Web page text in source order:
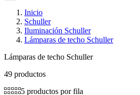
Inicio
Schuller
Iluminación Schuller
Lámparas de techo Schuller
Lámparas de techo Schuller
49 productos
5 productos por fila